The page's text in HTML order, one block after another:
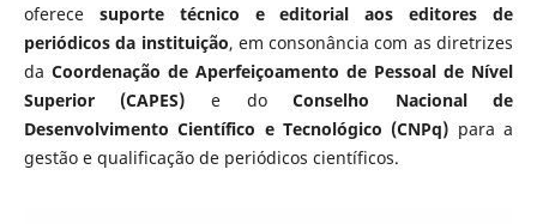
oferece suporte técnico e editorial aos editores de
periódicos da instituição, em consonância com as diretrizes
da Coordenação de Aperfeiçoamento de Pessoal de Nível
Superior (CAPES) e doConselho Nacional de
Desenvolvimento Científico e Tecnológico (CNPq) para a
gestão e qualificação de periódicos científicos.